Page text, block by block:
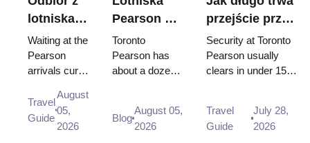
lotniska
Toronto
Pearson:
Gdzie
czekać i
przy
których
Waiting at the
Pearson
arrivals curb
allowed, and
there is no
designated
Travel
Guide
August
05,
2026
Pearson w
Toronto: z
którego
faktycznie
skorzystać?
Toronto
Pearson has
about a dozen
and destination
zone decide
Blog
August 05,
2026
przejście przez
kontrolę
bezpieczeństwa
na lotnisku
Pearson?
Security at Toronto
Pearson usually
clears in under 15
95/15 standard.
What the airport's ...
Travel
Guide
July 28,
2026